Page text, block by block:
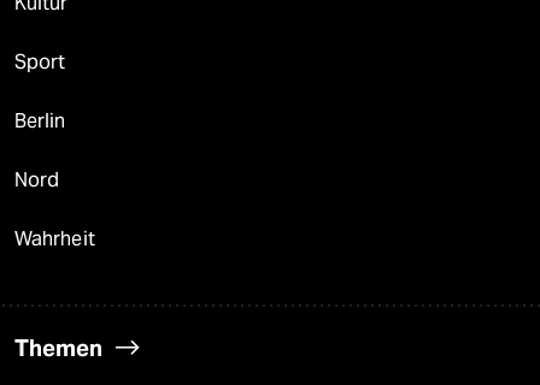
Sport
Berlin
Nord
Wahrheit
Themen